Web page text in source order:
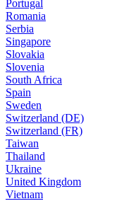
Portugal
Romania
Serbia
Singapore
Slovakia
Slovenia
South Africa
Spain
Sweden
Switzerland (DE)
Switzerland (FR)
Taiwan
Thailand
Ukraine
United Kingdom
Vietnam